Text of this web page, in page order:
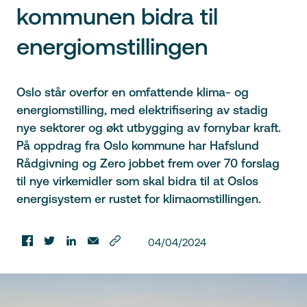
kommunen bidra til
energiomstillingen
Oslo står overfor en omfattende klima- og
energiomstilling, med elektrifisering av stadig
nye sektorer og økt utbygging av fornybar kraft.
På oppdrag fra Oslo kommune har Hafslund
Rådgivning og Zero jobbet frem over 70 forslag
til nye virkemidler som skal bidra til at Oslos
energisystem er rustet for klimaomstillingen.
04/04/2024